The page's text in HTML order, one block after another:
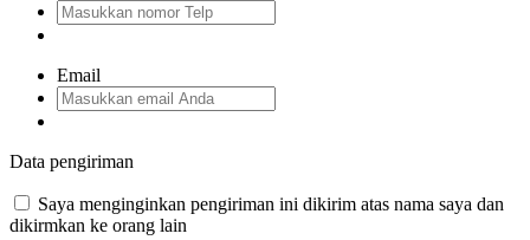
Email
Data pengiriman
Saya menginginkan pengiriman ini dikirim atas nama saya dan
dikirmkan ke orang lain